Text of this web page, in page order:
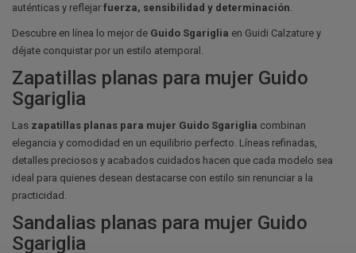
auténticas y reflejar fuerza, sensibilidad y determinación
Descubre en línea lo mejor de Guido Sgariglia en Guidi Calzature y
déjate conquistar por un estilo atemporal.
Zapatillas planas para mujer Guido
Sgariglia
Las zapatillas planas para mujer Guido Sgariglia combinan
elegancia y comodidad en un equilibrio perfecto. Líneas refinadas,
detalles preciosos y acabados cuidados hacen que cada modelo sea
ideal para quienes desean destacarse con estilo sin renunciar a la
practicidad.
Sandalias planas para mujer Guido
Sgariglia